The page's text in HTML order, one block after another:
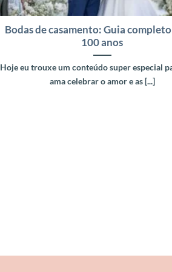
Bodas de casamento: Guia completo
100 anos
Hoje eu trouxe um conteúdo super especial
ama celebrar o amor e as [...]